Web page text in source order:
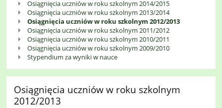
Osiągnięcia uczniów w roku szkolnym 2014/2015
Osiągnięcia uczniów w roku szkolnym 2013/2014
Osiągnięcia uczniów w roku szkolnym 2012/2013
Osiągnięcia uczniów w roku szkolnym 2011/2012
Osiągnięcia uczniów w roku szkolnym 2010/2011
Osiągnięcia uczniów w roku szkolnym 2009/2010
Stypendium za wyniki w nauce
Osiągnięcia uczniów w roku szkolnym
2012/2013